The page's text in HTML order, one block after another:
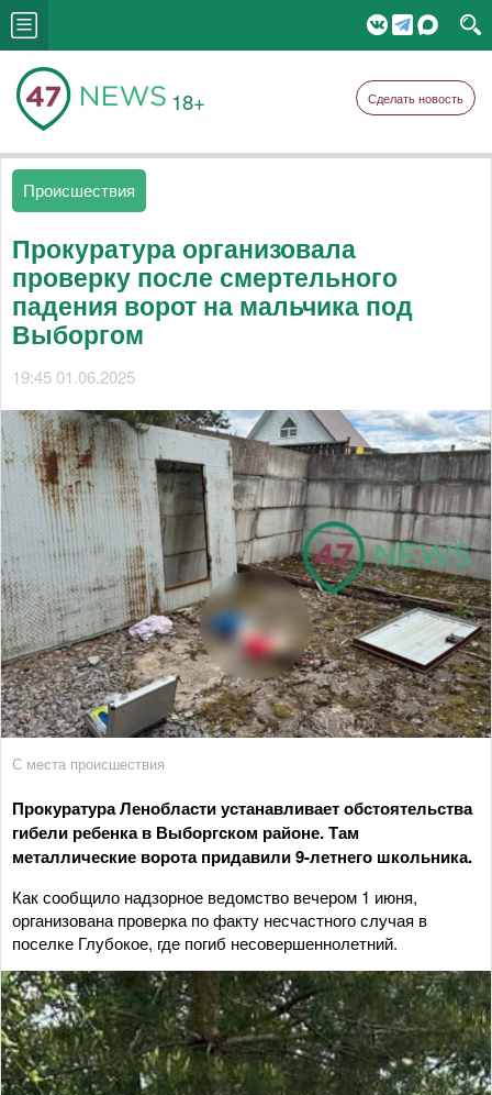
18+ Сделать новость
Происшествия
Прокуратура организовала
проверку после смертельного
падения ворот на мальчика под
Выборгом
19:45 01.06.2025
С места происшествия
Прокуратура Ленобласти устанавливает обстоятельства
гибели ребенка в Выборгском районе. Там
металлические ворота придавили 9-летнего школьника.
Как сообщило надзорное ведомство вечером 1 июня,
организована проверка по факту несчастного случая в
поселке Глубокое, где погиб несовершеннолетний.